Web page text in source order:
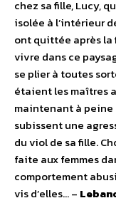
chez sa fille, Lucy,
isolée à l’intérieur
ont quittée après la
vivre dans ce
se plier à toutes
étaient les maîtres
maintenant à peine
subissent une
du viol de sa fille.
faite aux femmes
comportement
vis d’elles… –